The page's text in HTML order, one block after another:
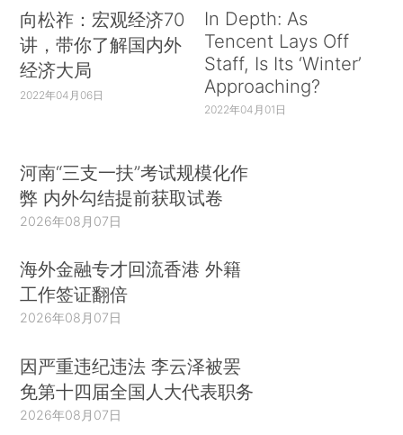
向松祚：宏观经济70
讲，带你了解国内外
经济大局
2022年04月06日
In Depth: As
Tencent Lays Off
Staff, Is Its ‘Winter’
Approaching?
2022年04月01日
河南“三支一扶”考试规模化作
弊 内外勾结提前获取试卷
2026年08月07日
海外金融专才回流香港 外籍
工作签证翻倍
2026年08月07日
因严重违纪违法 李云泽被罢
免第十四届全国人大代表职务
2026年08月07日